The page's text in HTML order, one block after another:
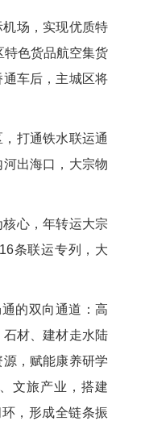
场，实现优质特
特色货品航空集货
车后，主城区将
打通铁水联运通
出海口，大宗物
心，年转运大宗
条联运专列，大
的双向通道：高
材、建材走水陆
，赋能康养研学
文旅产业，搭建
，形成全链条振